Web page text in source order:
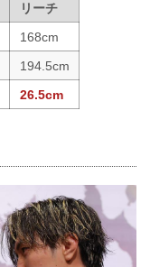
リーチ
168cm
194.5cm
26.5cm